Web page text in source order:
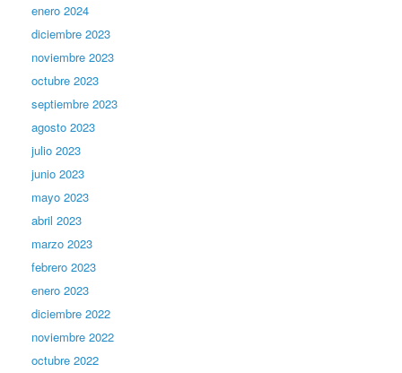
enero 2024
diciembre 2023
noviembre 2023
octubre 2023
septiembre 2023
agosto 2023
julio 2023
junio 2023
mayo 2023
abril 2023
marzo 2023
febrero 2023
enero 2023
diciembre 2022
noviembre 2022
octubre 2022